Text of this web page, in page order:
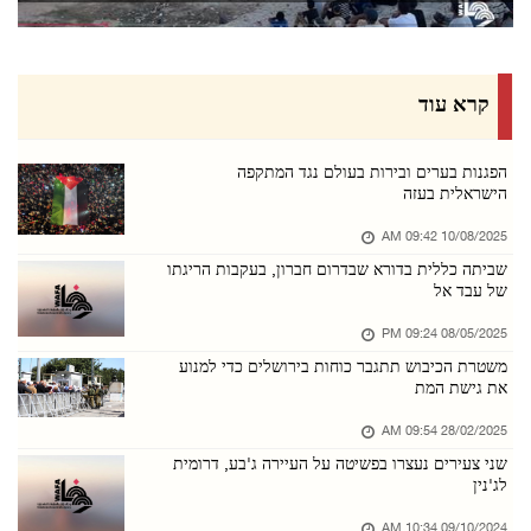
מזכ"ל הליגה הערבית: ישראל משתמשת בכוח כדי להר ...
כ־70 אלף מתפללים השתתפו בתפילת יום שישי במסגד ...
הנשיאות הפלסטינית גינתה את מתקפות הטילים על ס ...
כוחות הכיבוש הציבו מחסום צבאי ממזרח לבית לחם
07/אוגוסט/2026 01:10 PM
מתנחלים בחסות כוחות הכיבוש פלשו לבריכות שלמה ...
כוחות הכיבוש פלשו לעיירה טמון שמדרום לטובאס
07/אוגוסט/2026 01:00 PM
2,255 תקיפות של כוחות הכיבוש והמתנחלים בגדה ה ...
קרא עוד
הפגנות בערים ובירות בעולם נגד המתקפה
הישראלית בעזה
10/08/2025 09:42 AM
שביתה כללית בדורא שבדרום חברון, בעקבות הריגתו
של עבד אל
08/05/2025 09:24 PM
משטרת הכיבוש תתגבר כוחות בירושלים כדי למנוע
את גישת המת
28/02/2025 09:54 AM
שני צעירים נעצרו בפשיטה על העיירה ג'בע, דרומית
לג'נין